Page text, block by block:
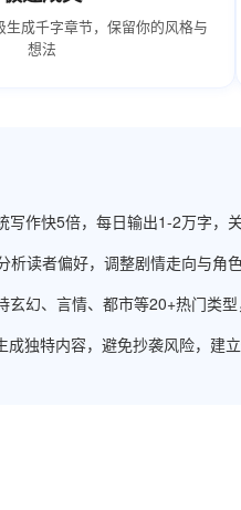
成千字章节，保留你的风格与
想法
写作快5倍，每日输出1-2万字，
析读者偏好，调整剧情走向与角
玄幻、言情、都市等20+热门类
成独特内容，避免抄袭风险，建